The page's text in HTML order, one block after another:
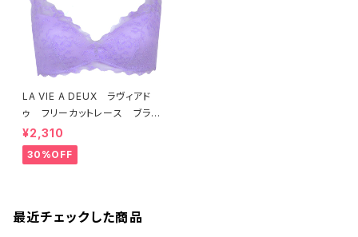
LA VIE A DEUX ラヴィアド
ゥ フリーカットレース ブラレ
ット ソフトブラ（ラベンダー）22
463 SALE 送料無料
¥2,310
30%OFF
最近チェックした商品